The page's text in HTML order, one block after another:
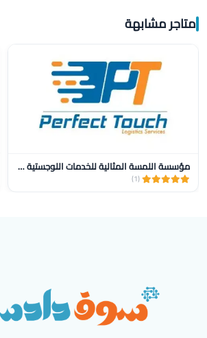
متاجر مشابهة
مؤسسة اللمسة المثالية للخدمات اللوجستية للنقل
(1)